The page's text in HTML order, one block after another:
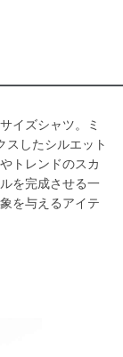
イズシャツ。ミ
スしたシルエット
トレンドのスカ
を完成させる一
を与えるアイテ